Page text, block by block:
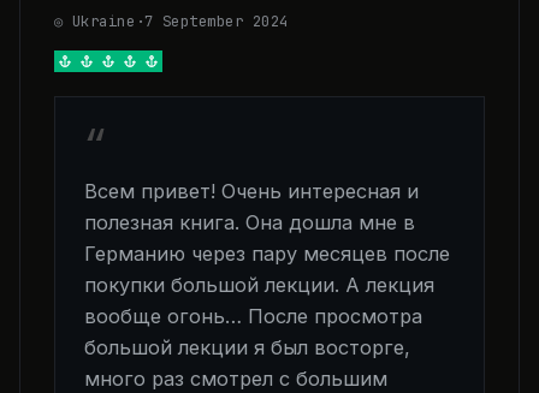
◎ Ukraine ·7 September 2024
“
Всем привет! Очень интересная и
полезная книга. Она дошла мне в
Германию через пару месяцев после
покупки большой лекции. А лекция
вообще огонь… После просмотра
большой лекции я был восторге,
много раз смотрел с большим